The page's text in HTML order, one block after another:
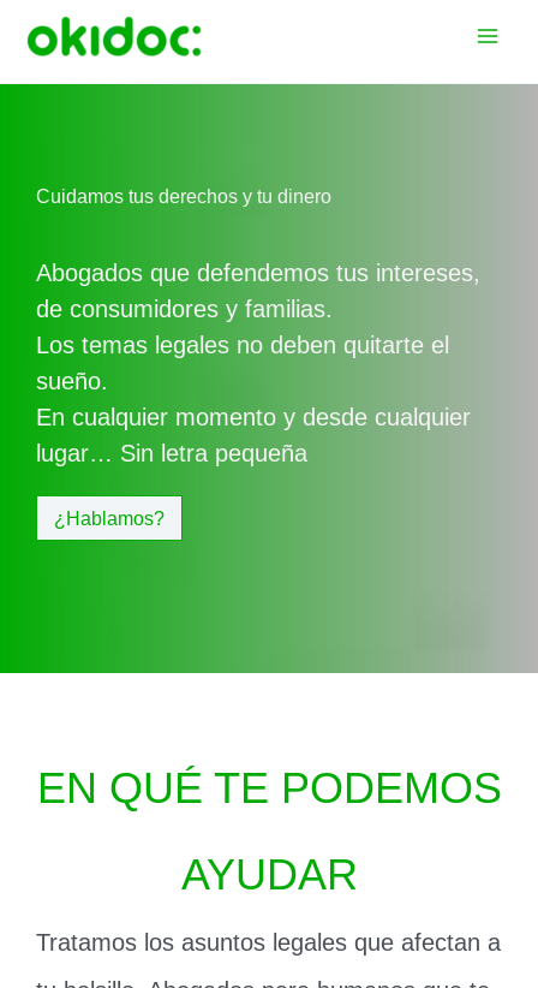
contenido
Cuidamos tus derechos y tu dinero
Abogados que defendemos tus intereses,
de consumidores y familias.
Los temas legales no deben quitarte el
sueño.
En cualquier momento y desde cualquier
lugar… Sin letra pequeña
¿Hablamos?
EN QUÉ TE PODEMOS
AYUDAR
Tratamos los asuntos legales que afectan a